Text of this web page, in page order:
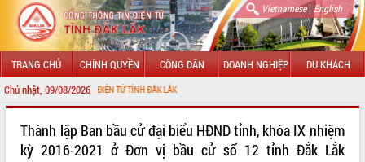
Vietnamese| English
TRANG CHỦ CHÍNH QUYỀN CÔNG DÂN DOANH NGHIỆP DU KHÁCH
Chủ nhật, 09/08/2026
THÔNG TIN ĐIỆN TỬ TỈNH ĐẮK LẮK
Thành lập Ban bầu cử đại biểu HĐND tỉnh, khóa IX nhiệm
kỳ 2016-2021 ở Đơn vị bầu cử số 12 tỉnh Đắk Lắk